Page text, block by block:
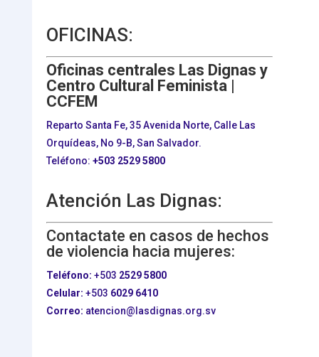
OFICINAS:
Oficinas centrales Las Dignas y
Centro Cultural Feminista |
CCFEM
Reparto Santa Fe, 35 Avenida Norte, Calle Las
Orquídeas, No 9-B, San Salvador.
Teléfono: +503 2529 5800
Atención Las Dignas:
Contactate en casos de hechos
de violencia hacia mujeres:
Teléfono: +503 2529 5800
Celular: +503 6029 6410
Correo: atencion@lasdignas.org.sv